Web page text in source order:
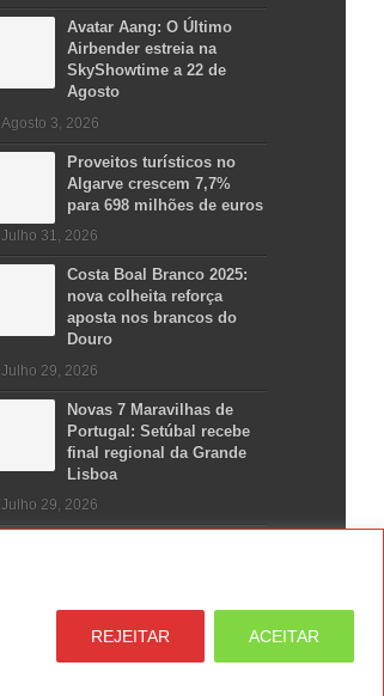
REJEITAR ACEITAR
Avatar Aang: O Último
Airbender estreia na
SkyShowtime a 22 de
Agosto
Agosto 3, 2026
Proveitos turísticos no
Algarve crescem 7,7%
para 698 milhões de euros
Julho 31, 2026
Costa Boal Branco 2025:
nova colheita reforça
aposta nos brancos do
Douro
Julho 29, 2026
Novas 7 Maravilhas de
Portugal: Setúbal recebe
final regional da Grande
Lisboa
Julho 29, 2026